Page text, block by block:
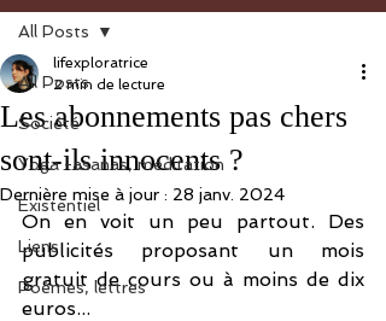
All Posts
Société
Yoga -asanas, méditation
Existentiel
Liens
Poèmes, lettres
All Posts
Les abonnements pas chers
sont-ils innocents ?
lifexploratrice
2 min de lecture
Dernière mise à jour : 28 janv. 2024
On en voit un peu partout. Des
publicités proposant un mois
gratuit de cours ou à moins de dix
euros...